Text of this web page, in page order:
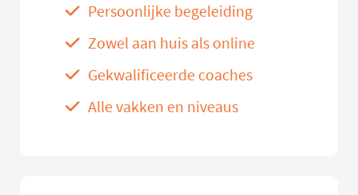
Persoonlijke begeleiding
Zowel aan huis als online
Gekwalificeerde coaches
Alle vakken en niveaus